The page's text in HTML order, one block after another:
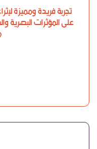
تجربة فريدة ومميزة
على المؤثرات البصرية